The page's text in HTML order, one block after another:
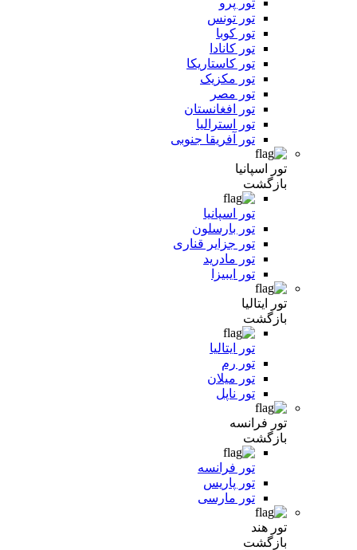
تور پرو
تور تونس
تور کوبا
تور کانادا
تور کاستاریکا
تور مکزیک
تور مصر
تور افغانستان
تور استرالیا
تور آفریقا جنوبی
تور اسپانیا
بازگشت
تور اسپانیا
تور بارسلون
تور جزایر قناری
تور مادرید
تور ایبیزا
تور ایتالیا
بازگشت
تور ایتالیا
تور رم
تور میلان
تور ناپل
تور فرانسه
بازگشت
تور فرانسه
تور پاریس
تور مارسی
تور هند
بازگشت